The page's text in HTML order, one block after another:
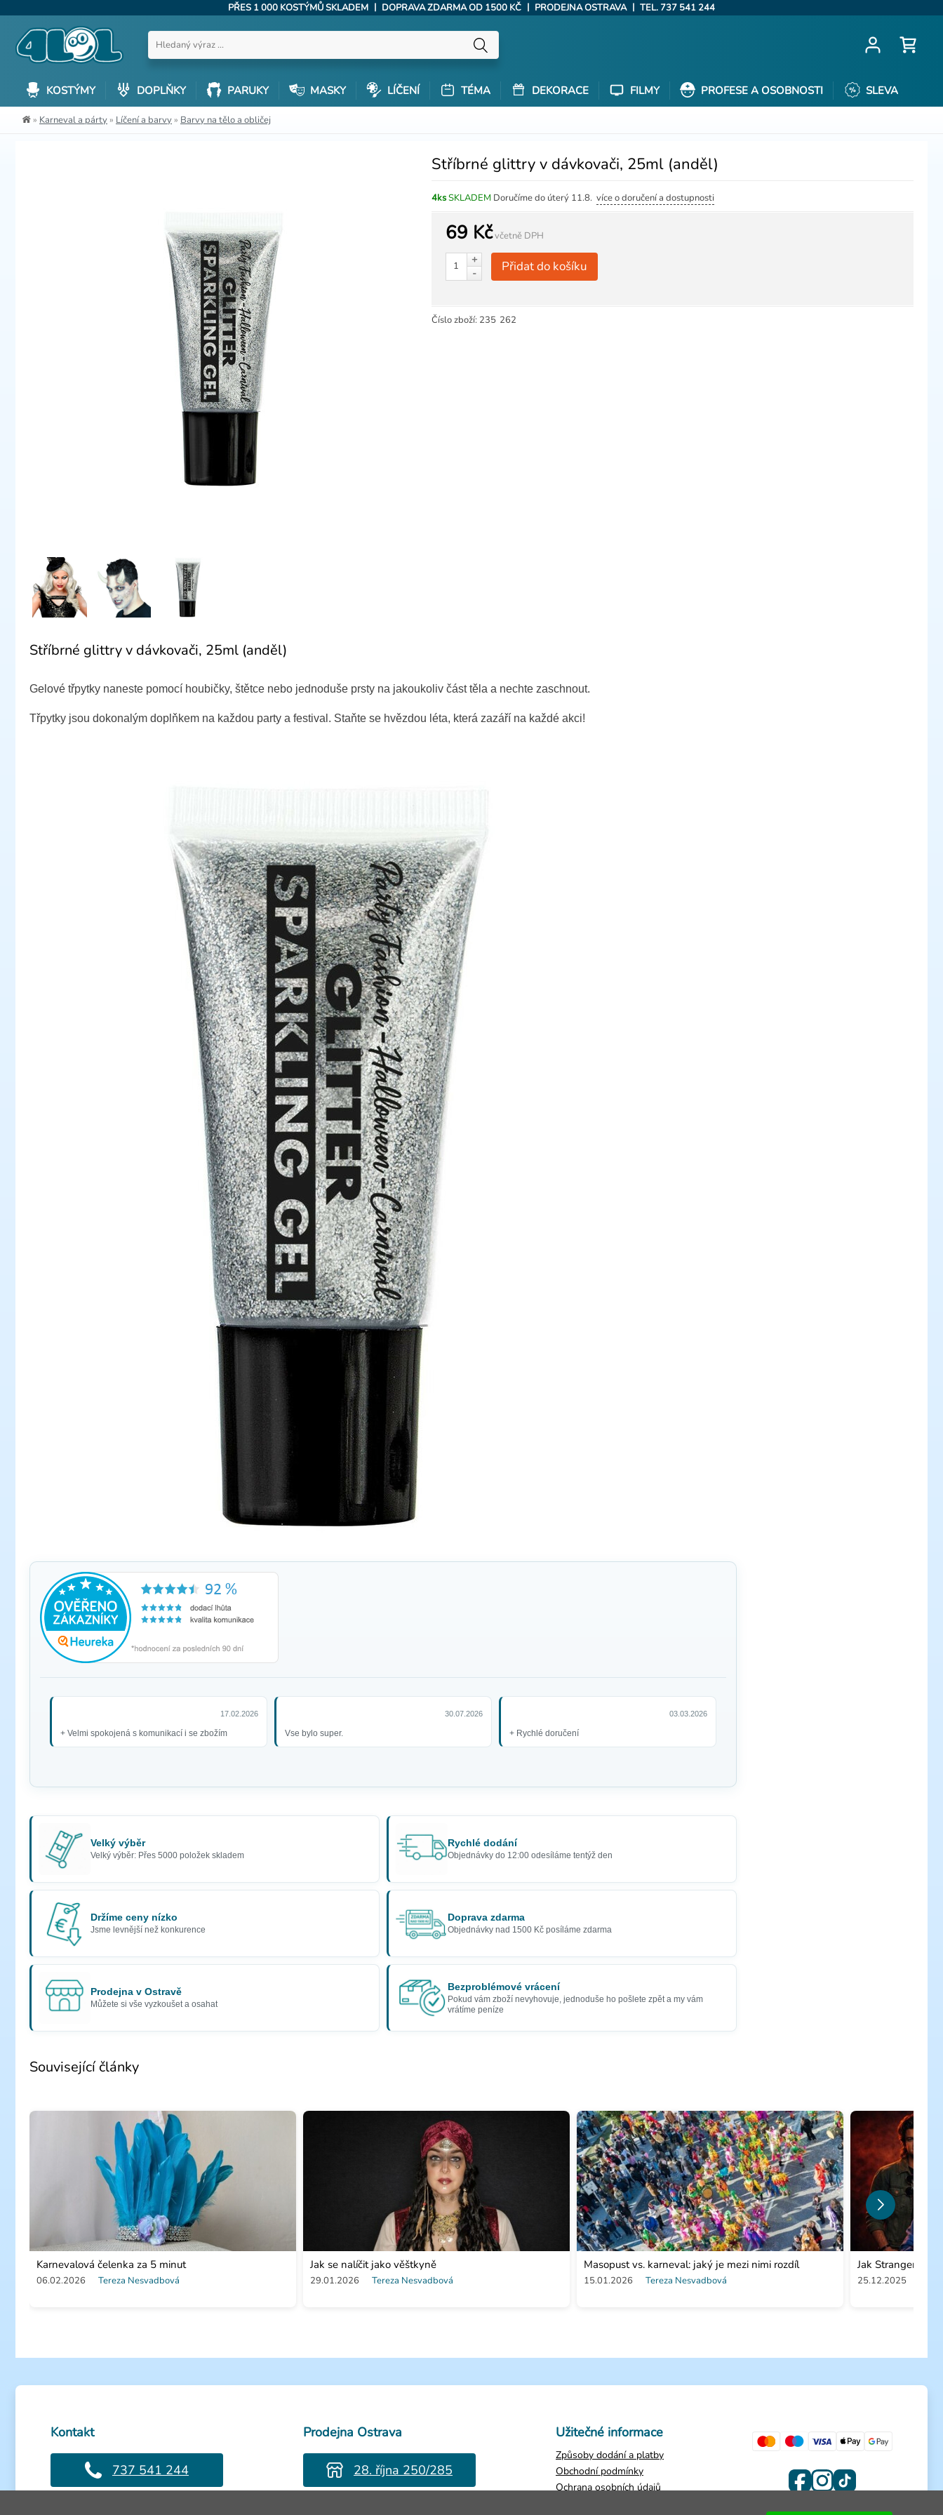
PŘES 1 000 KOSTÝMŮ SKLADEM | DOPRAVA ZDARMA OD 1500 KČ | PRODEJNA OSTRAVA | TEL. 737 541 244
KOSTÝMY DOPLŇKY PARUKY MASKY LÍČENÍ TÉMA DEKORACE FILMY PROFESE A OSOBNOSTI SLEVA
» Karneval a párty » Líčení a barvy » Barvy na tělo a obličej
Stříbrné glittry v dávkovači, 25ml (anděl)
4ksSKLADEM Doručíme do úterý 11.8.více o doručení a dostupnosti
69 Kčvčetně DPH
+
-
Přidat do košíku
Číslo zboží: 235 262
Stříbrné glittry v dávkovači, 25ml (anděl)
Gelové třpytky naneste pomocí houbičky, štětce nebo jednoduše prsty na jakoukoliv část těla a nechte zaschnout.
Třpytky jsou dokonalým doplňkem na každou party a festival. Staňte se hvězdou léta, která zazáří na každé akci!
17.02.2026
+ Velmi spokojená s komunikací i se zbožím
30.07.2026
Vse bylo super.
03.03.2026
+ Rychlé doručení
Velký výběr
Velký výběr: Přes 5000 položek skladem
Rychlé dodání
Objednávky do 12:00 odesíláme tentýž den
Držíme ceny nízko
Jsme levnější než konkurence
Doprava zdarma
Objednávky nad 1500 Kč posíláme zdarma
Prodejna v Ostravě
Můžete si vše vyzkoušet a osahat
Bezproblémové vrácení
Pokud vám zboží nevyhovuje, jednoduše ho pošlete zpět a my vám
vrátíme peníze
Související články
Karnevalová čelenka za 5 minut
06.02.2026 Tereza Nesvadbová
Jak se nalíčit jako věštkyně
29.01.2026 Tereza Nesvadbová
Masopust vs. karneval: jaký je mezi nimi rozdíl
15.01.2026 Tereza Nesvadbová
Jak Stranger
25.12.2025
Kontakt
737 541 244
Prodejna Ostrava
28. října 250/285
Užitečné informace
Způsoby dodání a platby
Obchodní podmínky
Ochrana osobních údajů